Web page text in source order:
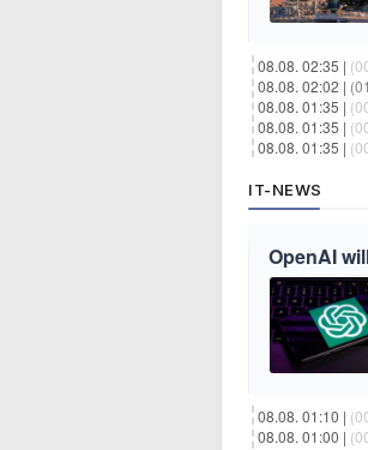
08.08. 02:35 |
08.08. 02:02 |
08.08. 01:35 |
08.08. 01:35 |
08.08. 01:35 |
IT-NEWS
OpenAI
08.08. 01:10 |
08.08. 01:00 |